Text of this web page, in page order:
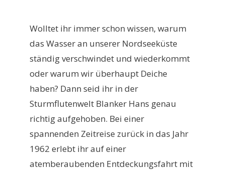
Wolltet ihr immer schon wissen, warum
das Wasser an unserer Nordseeküste
ständig verschwindet und wiederkommt
oder warum wir überhaupt Deiche
haben? Dann seid ihr in der
Sturmflutenwelt Blanker Hans genau
richtig aufgehoben. Bei einer
spannenden Zeitreise zurück in das Jahr
1962 erlebt ihr auf einer
atemberaubenden Entdeckungsfahrt mit